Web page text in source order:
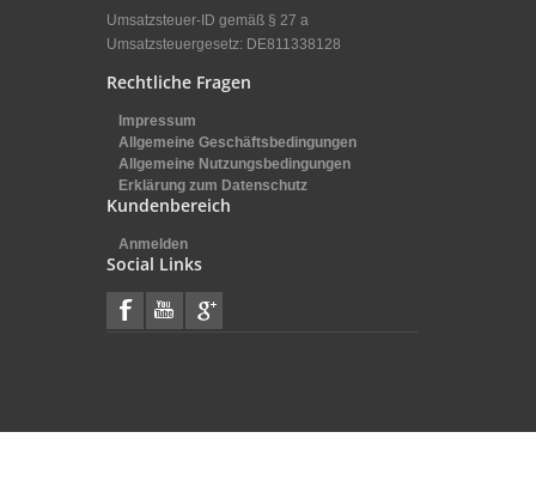
Umsatzsteuer-ID gemäß § 27 a
Umsatzsteuergesetz: DE811338128
Rechtliche Fragen
Impressum
Allgemeine Geschäftsbedingungen
Allgemeine Nutzungsbedingungen
Erklärung zum Datenschutz
Kundenbereich
Anmelden
Social Links